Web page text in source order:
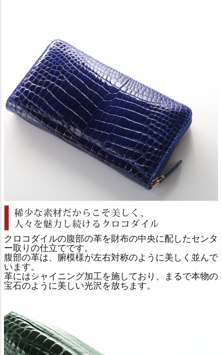
クロコダイルの腹部の革を財布の中央に配したセンタ
ー取りの仕立てです。
腹部の革は、腑模様が左右対称のように美しく並んで
います。
革にはシャイニング加工を施しており、まるで本物の
宝石のように美しい光沢を放ちます。